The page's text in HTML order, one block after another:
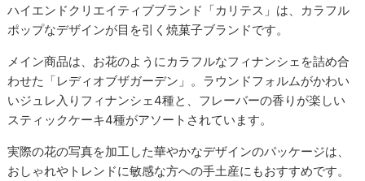
ハイエンドクリエイティブブランド「カリテス」は、カラフル
ポップなデザインが目を引く焼菓子ブランドです。
メイン商品は、お花のようにカラフルなフィナンシェを詰め合
わせた「レディオブザガーデン」。ラウンドフォルムがかわい
いジュレ入りフィナンシェ4種と、フレーバーの香りが楽しい
スティックケーキ4種がアソートされています。
実際の花の写真を加工した華やかなデザインのパッケージは、
おしゃれやトレンドに敏感な方への手土産にもおすすめです。